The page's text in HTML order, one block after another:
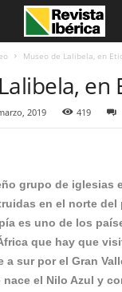
Museo de Lalibela, en
en
2019 419
grupo de iglesias
en el norte del
es uno de los
que hay que
a sur por el Gran
el Nilo Azul y